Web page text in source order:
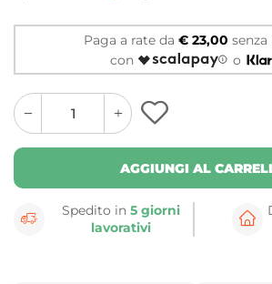
Paga a rate da € 23,00
con
o
quantity
button
quantity
minus
button
AGGIUNGI AL
Spedito in5 giorni
lavorativi